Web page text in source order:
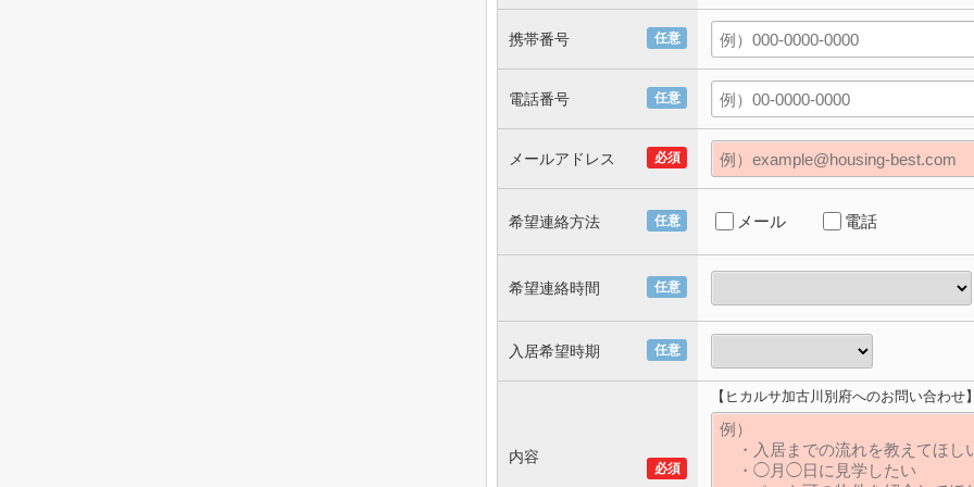
任意
携帯番号
任意
電話番号
必須
メールアドレス
任意
希望連絡方法 メール 電話
任意
希望連絡時間
任意
入居希望時期
必須
内容
【ヒカルサ加古川別府へのお問い合わせ